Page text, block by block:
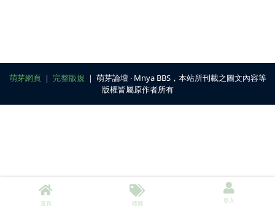
萌芽網頁｜ 完整版規 ｜ 萌芽論壇 ‧ Mnya BBS，本站所刊載之圖文內容等
版權皆屬原作者所有
首頁 標籤 登入